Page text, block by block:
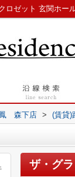
鳳 森下店 > (賃貸)
ザ・グ